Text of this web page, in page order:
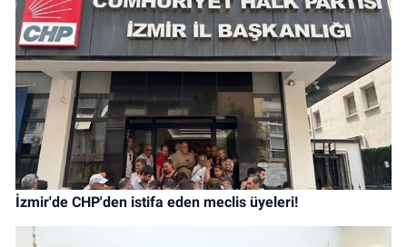
İzmir'de CHP'den istifa eden meclis üyeleri!